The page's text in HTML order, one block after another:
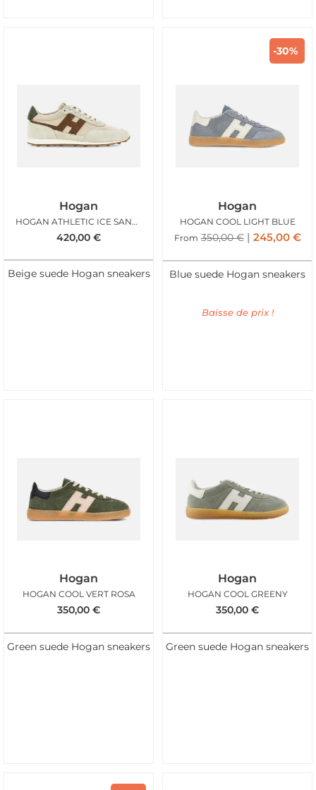
Hogan
HOGAN ATHLETIC ICE SAND TAN
420,00 €
Beige suede Hogan sneakers
-30%
Hogan
HOGAN COOL LIGHT BLUE
From 350,00€ 245,00 €
Blue suede Hogan sneakers
Baisse de prix !
Hogan
HOGAN COOL VERT ROSA
350,00 €
Green suede Hogan sneakers
Hogan
HOGAN COOL GREENY
350,00 €
Green suede Hogan sneakers